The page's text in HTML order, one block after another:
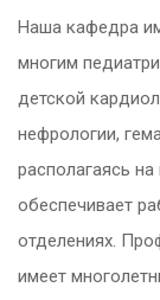
Наша кафедра
многим
детской
нефрологии,
располагаясь
обеспечивает
отделениях.
имеет